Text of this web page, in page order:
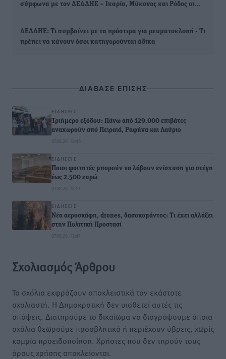
σύμφωνα με τον ΔΕΔΔΗΕ – Ικαρία, Μύκονος και Ρόδος οι…
ΔΕΔΔΗΕ: Τι συμβαίνει με τα πρόστιμα για ρευματοκλοπή - Τι
πρέπει να κάνουν όσοι κατηγορούνται άδικα
ΔΙΑΒΑΣΕ ΕΠΙΣΗΣ
ΕΙΔΉΣΕΙΣ
Τριήμερο εξόδου: Πάνω από 129.000 επιβάτες
αναχωρούν από Πειραιά, Ραφήνα και Λαύριο
07.08.26 · 18:45
ΕΙΔΉΣΕΙΣ
Ποιοι φοιτητές μπορούν να λάβουν ενίσχυση για στέγη
έως 2.500 ευρώ
07.08.26 · 18:10
ΕΙΔΉΣΕΙΣ
Νέα αεροσκάφη, drones, δασοκομάντος: Τι έχει αλλάξει
στην Πολιτική Προστασί
07.08.26 · 12:47
Σχολιασμός Άρθρου
Τα σχόλια εκφράζουν αποκλειστικά τον εκάστοτε
σχολιαστή. Η Δημοκρατική δεν υιοθετεί αυτές τις
απόψεις. Διατηρούμε το δικαίωμα να διαγράψουμε όποια
σχόλια θεωρούμε προσβλητικά ή περιέχουν ύβρεις, χωρίς
καμμία προειδοποίηση. Χρήστες που δεν τηρούν τους
όρους χρήσης αποκλείονται.